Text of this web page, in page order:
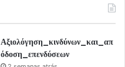
Αξιολόγηση_κινδύνων_και_απ
όδοση_επενδύσεων